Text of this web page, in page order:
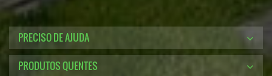
PRECISO DE AJUDA
PRODUTOS QUENTES